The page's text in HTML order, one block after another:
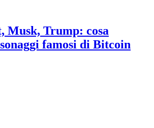
Musk, Trump: cosa
famosi di Bitcoin